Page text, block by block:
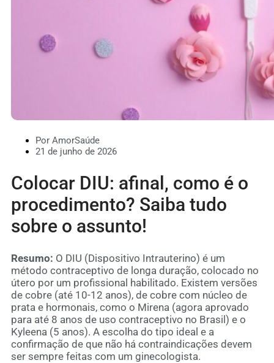
Por AmorSaúde
21 de junho de 2026
Colocar DIU: afinal, como é o
procedimento? Saiba tudo
sobre o assunto!
Resumo: O DIU (Dispositivo Intrauterino) é um
método contraceptivo de longa duração, colocado no
útero por um profissional habilitado. Existem versões
de cobre (até 10-12 anos), de cobre com núcleo de
prata e hormonais, como o Mirena (agora aprovado
para até 8 anos de uso contraceptivo no Brasil) e o
Kyleena (5 anos). A escolha do tipo ideal e a
confirmação de que não há contraindicações devem
ser sempre feitas com um ginecologista.